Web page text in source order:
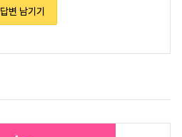
답변 남기기